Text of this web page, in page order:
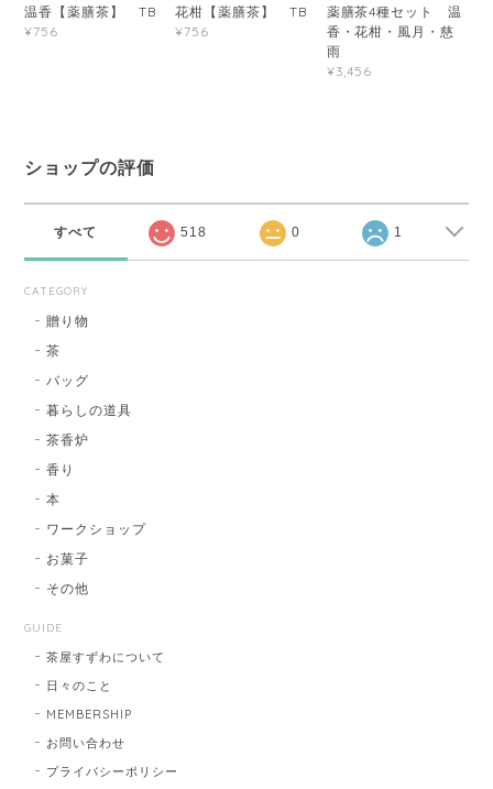
温香【薬膳茶】 TB
¥756
花柑【薬膳茶】 TB
¥756
薬膳茶4種セット 温
香・花柑・風月・慈
雨
¥3,456
ショップの評価
すべて 518 0 1
CATEGORY
贈り物
茶
バッグ
暮らしの道具
茶香炉
香り
本
ワークショップ
お菓子
その他
GUIDE
茶屋すずわについて
日々のこと
MEMBERSHIP
お問い合わせ
プライバシーポリシー